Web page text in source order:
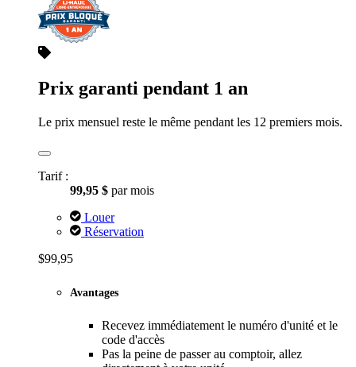
Prix garanti pendant 1 an
Le prix mensuel reste le même pendant les 12 premiers mois.
Tarif :
99,95 $ par mois
Louer
Réservation
$99,95
Avantages
Recevez immédiatement le numéro d'unité et le
code d'accès
Pas la peine de passer au comptoir, allez